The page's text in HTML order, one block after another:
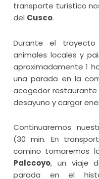
transporte turístico
del Cusco.
Durante el
animales locales y
aproximadamente 1
una parada en la
acogedor restaurante
desayuno y cargar
Continuaremos
(30 min. En
camino tomaremos
Palccoyo, un viaje
parada en el